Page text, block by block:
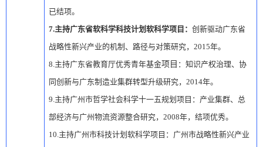
已结项。
7.主持广东省软科学科技计划软科学项目： 创新驱动广东省
战略性新兴产业的机制、路径与对策研究， 2015年。
8.主持广东省教育厅优秀青年基金项目 ：知识产权治理、协
同创新与广东制造业集群转型升级研究， 2014年。
9.主持广州市哲学社会科学十一五规划项目：产业集群、总
部经济与广州物流资源整合研究， 2008年，结项优秀。
10.主持广州市科技计划软科学项目 ：广州市战略性新兴产业